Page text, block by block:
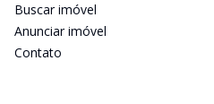
Buscar imóvel
Anunciar imóvel
Contato